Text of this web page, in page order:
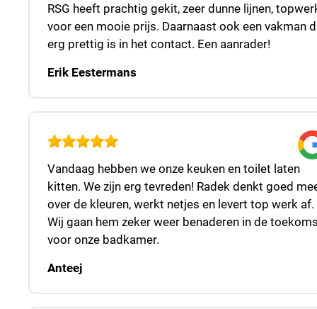
RSG heeft prachtig gekit, zeer dunne lijnen,
voor een mooie prijs. Daarnaast ook een vakman
erg prettig is in het contact. Een aanrader!
Erik Eestermans
Vandaag hebben we onze keuken en toilet laten
kitten. We zijn erg tevreden! Radek denkt goed
over de kleuren, werkt netjes en levert top werk af.
Wij gaan hem zeker weer benaderen in de
voor onze badkamer.
Anteej